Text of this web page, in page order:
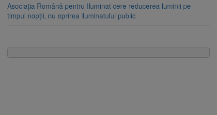
Asociația Română pentru Iluminat cere reducerea luminii pe
timpul nopții, nu oprirea iluminatului public